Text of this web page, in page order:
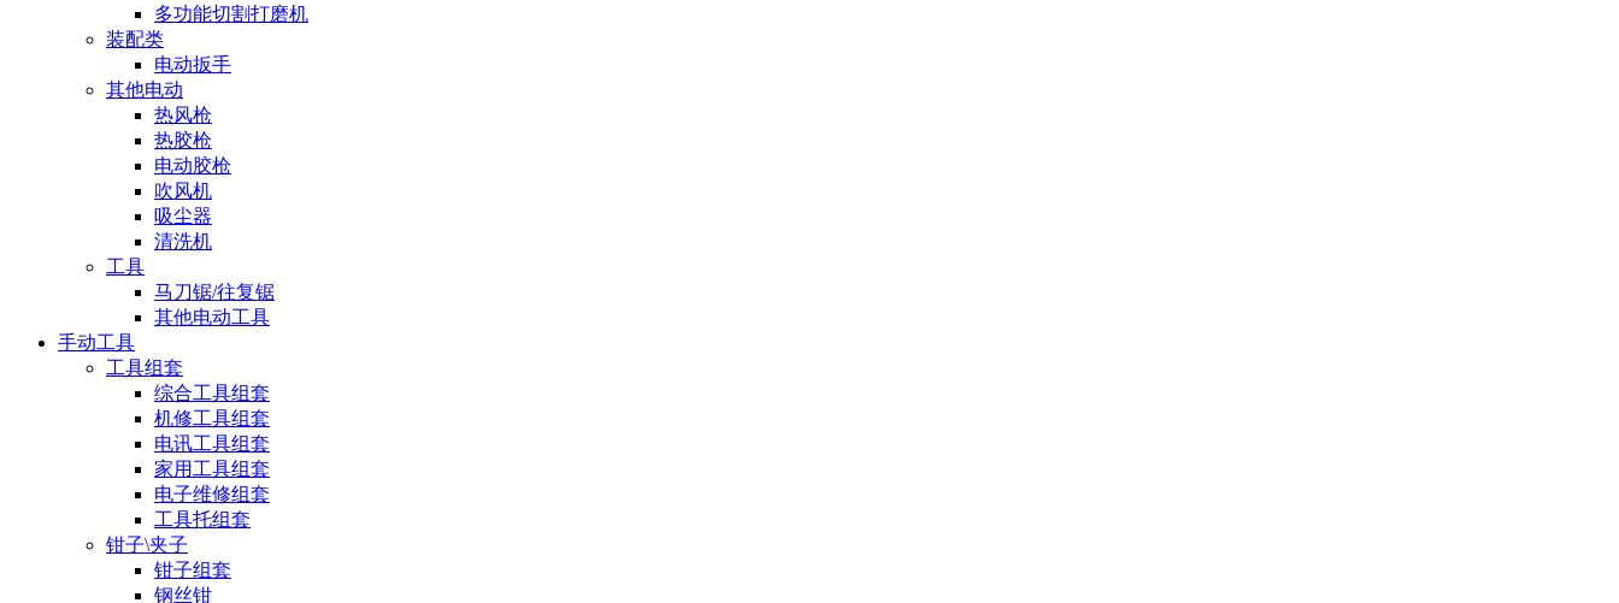
多功能切割打磨机
装配类
电动扳手
其他电动
热风枪
热胶枪
电动胶枪
吹风机
吸尘器
清洗机
工具
马刀锯/往复锯
其他电动工具
手动工具
工具组套
综合工具组套
机修工具组套
电讯工具组套
家用工具组套
电子维修组套
工具托组套
钳子\夹子
钳子组套
钢丝钳